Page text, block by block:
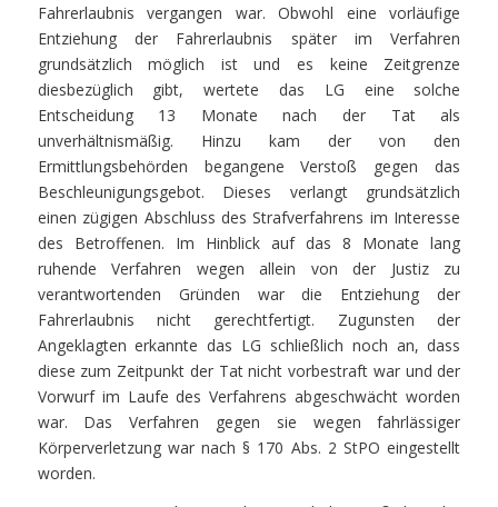
Fahrerlaubnis vergangen war. Obwohl eine vorläufige
Entziehung der Fahrerlaubnis später im Verfahren
grundsätzlich möglich ist und es keine Zeitgrenze
diesbezüglich gibt, wertete das LG eine solche
Entscheidung 13 Monate nach der Tat als
unverhältnismäßig. Hinzu kam der von den
Ermittlungsbehörden begangene Verstoß gegen das
Beschleunigungsgebot. Dieses verlangt grundsätzlich
einen zügigen Abschluss des Strafverfahrens im Interesse
des Betroffenen. Im Hinblick auf das 8 Monate lang
ruhende Verfahren wegen allein von der Justiz zu
verantwortenden Gründen war die Entziehung der
Fahrerlaubnis nicht gerechtfertigt. Zugunsten der
Angeklagten erkannte das LG schließlich noch an, dass
diese zum Zeitpunkt der Tat nicht vorbestraft war und der
Vorwurf im Laufe des Verfahrens abgeschwächt worden
war. Das Verfahren gegen sie wegen fahrlässiger
Körperverletzung war nach § 170 Abs. 2 StPO eingestellt
worden.